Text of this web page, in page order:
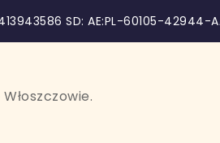
SD: AE:PL-60105-42944-